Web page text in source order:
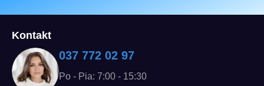
Kontakt
037 772 02 97
Po - Pia: 7:00 - 15:30